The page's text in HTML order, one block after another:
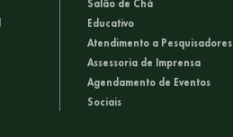
Salão de Chá
Educativo
Atendimento a Pesquisadores
Assessoria de Imprensa
Agendamento de Eventos
Sociais